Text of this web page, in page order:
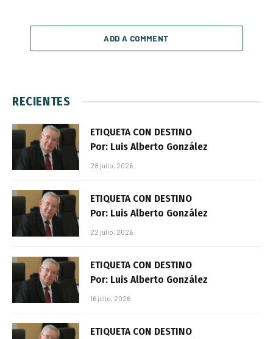
ADD A COMMENT
RECIENTES
ETIQUETA CON DESTINO
Por: Luis Alberto González
28 julio, 2026
ETIQUETA CON DESTINO
Por: Luis Alberto González
22 julio, 2026
ETIQUETA CON DESTINO
Por: Luis Alberto González
16 julio, 2026
ETIQUETA CON DESTINO